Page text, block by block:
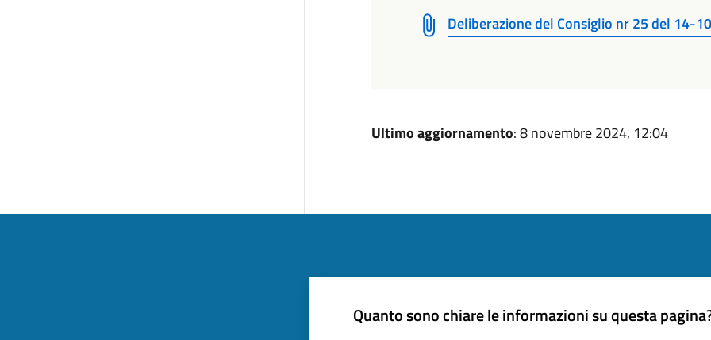
Deliberazione del Consiglio nr 25 del 14-
Ultimo aggiornamento: 8 novembre 2024, 12:04
Quanto sono chiare le informazioni su questa